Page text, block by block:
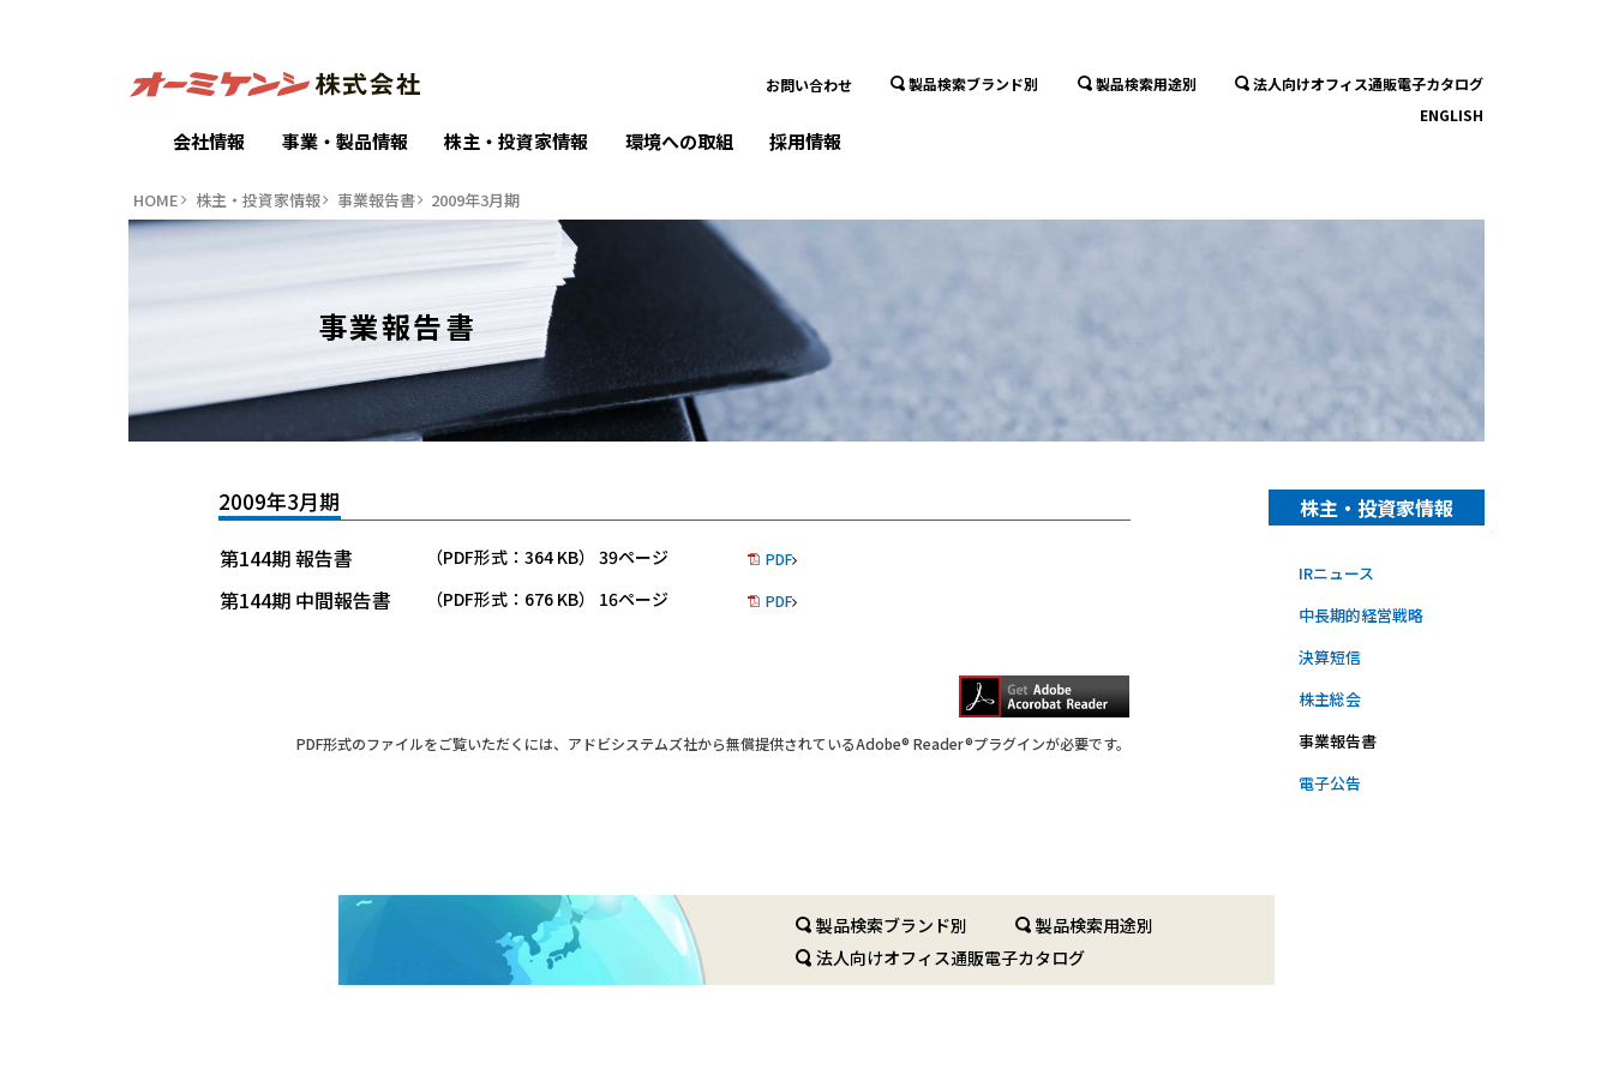
お問い合わせ 製品検索ブランド別 製品検索用途別
法人向けオフィス通販電子カタログ
ENGLISH
会社情報 事業・製品情報 株主・投資家情報 環境への取組 採用情報
HOME 株主・投資家情報 事業報告書 2009年3月期
事業報告書
2009年3月期
第144期 報告書 （PDF形式：364 KB） 39ページ PDF
第144期 中間報告書 （PDF形式：676 KB） 16ページ PDF
PDF形式のファイルをご覧いただくには、アドビシステムズ社から無償提供されているAdobe® Reader®プラグインが必要です。
株主・投資家情報
IRニュース
中長期的経営戦略
決算短信
株主総会
事業報告書
電子公告
製品検索ブランド別
製品検索用途別
法人向けオフィス通販電子カタログ